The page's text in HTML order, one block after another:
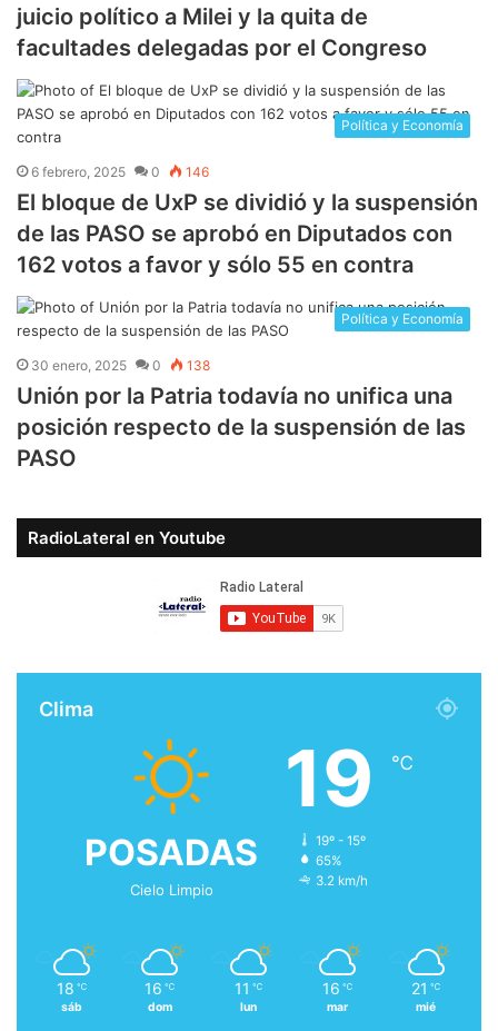
juicio político a Milei y la quita de
facultades delegadas por el Congreso
Política y Economía
6 febrero, 2025 0 146
El bloque de UxP se dividió y la suspensión
de las PASO se aprobó en Diputados con
162 votos a favor y sólo 55 en contra
Política y Economía
30 enero, 2025 0 138
Unión por la Patria todavía no unifica una
posición respecto de la suspensión de las
PASO
RadioLateral en Youtube
Clima
POSADAS
Cielo Limpio
19 ℃
19º - 15º
65%
3.2 km/h
18 ℃
sáb
16 ℃
dom
11 ℃
lun
16 ℃
mar
21 ℃
mié